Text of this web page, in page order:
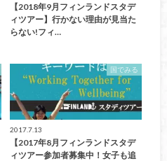
【2018年9月フィンランドスタデ
ィツアー】行かない理由が見当た
らない!フィ…
国でみる
2017.7.13
【2017年8月フィンランドスタデ
ィツアー参加者募集中！女子も追